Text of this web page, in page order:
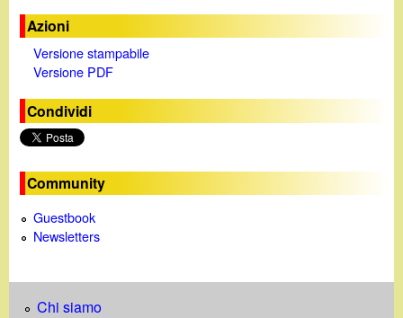
V
d
Azioni
Versione stampabile
Versione PDF
Condividi
Community
Guestbook
Newsletters
Chi siamo